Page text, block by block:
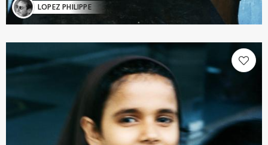
LOPEZ PHILIPPE